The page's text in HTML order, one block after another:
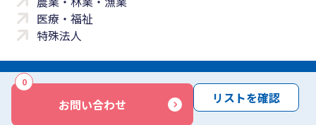
お問い合わせ
0
リストを確認
医療・福祉
特殊法人
サイトマップ 免責事項 サービス利用規約
商標について反社会勢力に対する基本方針 お問い合わせ